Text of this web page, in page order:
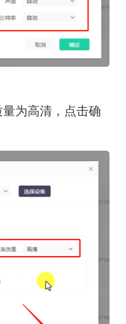
为高清，点击确